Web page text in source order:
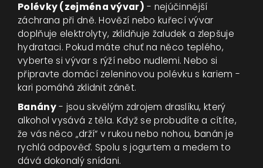
Polévky (zejména vývar) - nejúčinnější
záchrana při dně. Hovězí nebo kuřecí vývar
doplňuje elektrolyty, zklidňuje žaludek a zlepšuje
hydrataci. Pokud máte chuť na něco teplého,
vyberte si vývar s rýží nebo nudlemi. Nebo si
připravte domácí zeleninovou polévku s kariem -
kari pomáhá zklidnit zánět.
Banány- jsou skvělým zdrojem draslíku, který
alkohol vysává z těla. Když se probudíte a cítíte,
že vás něco „drží“ v rukou nebo nohou, banán je
rychlá odpověď. Spolu s jogurtem a medem to
dává dokonalý snídani.